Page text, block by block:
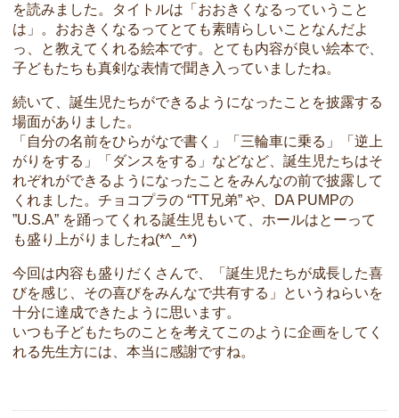
を読みました。タイトルは「おおきくなるっていうこと
は」。おおきくなるってとても素晴らしいことなんだよ
っ、と教えてくれる絵本です。とても内容が良い絵本で、
子どもたちも真剣な表情で聞き入っていましたね。
続いて、誕生児たちができるようになったことを披露する
場面がありました。
「自分の名前をひらがなで書く」「三輪車に乗る」「逆上
がりをする」「ダンスをする」などなど、誕生児たちはそ
れぞれができるようになったことをみんなの前で披露して
くれました。チョコプラの “TT兄弟” や、DA PUMPの
”U.S.A” を踊ってくれる誕生児もいて、ホールはとーって
も盛り上がりましたね(*^_^*)
今回は内容も盛りだくさんで、「誕生児たちが成長した喜
びを感じ、その喜びをみんなで共有する」というねらいを
十分に達成できたように思います。
いつも子どもたちのことを考えてこのように企画をしてく
れる先生方には、本当に感謝ですね。